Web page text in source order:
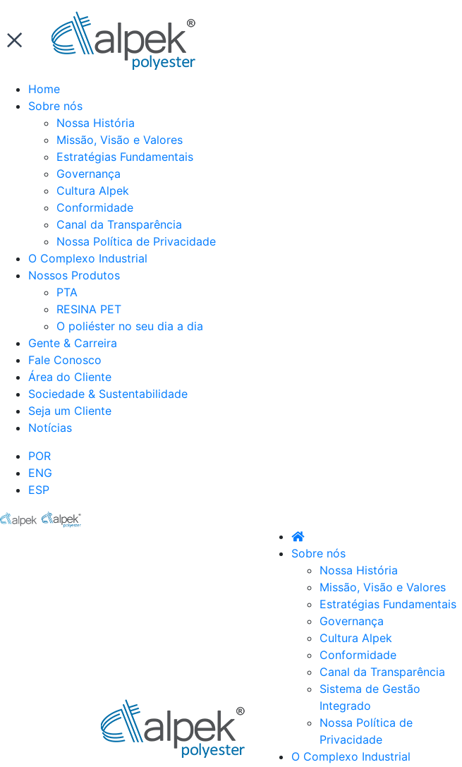
Home
Sobre nós
Nossa História
Missão, Visão e Valores
Estratégias Fundamentais
Governança
Cultura Alpek
Conformidade
Canal da Transparência
Nossa Política de Privacidade
O Complexo Industrial
Nossos Produtos
PTA
RESINA PET
O poliéster no seu dia a dia
Gente & Carreira
Fale Conosco
Área do Cliente
Sociedade & Sustentabilidade
Seja um Cliente
Notícias
POR
ENG
ESP
Sobre nós
Nossa História
Missão, Visão e Valores
Estratégias Fundamentais
Governança
Cultura Alpek
Conformidade
Canal da Transparência
Sistema de Gestão
Integrado
Nossa Política de
Privacidade
O Complexo Industrial